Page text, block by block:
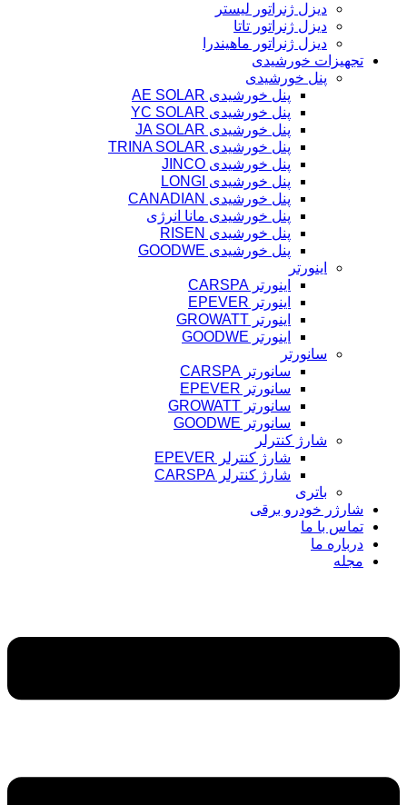
دیزل ژنراتور لیستر
دیزل ژنراتور تاتا
دیزل ژنراتور ماهیندرا
تجهیزات خورشیدی
پنل خورشیدی
پنل خورشیدی AE SOLAR
پنل خورشیدی YC SOLAR
پنل خورشیدی JA SOLAR
پنل خورشیدی TRINA SOLAR
پنل خورشیدی JINCO
پنل خورشیدی LONGI
پنل خورشیدی CANADIAN
پنل خورشیدی مانا انرژی
پنل خورشیدی RISEN
پنل خورشیدی GOODWE
اینورتر
اینورتر CARSPA
اینورتر EPEVER
اینورتر GROWATT
اینورتر GOODWE
سانورتر
سانورتر CARSPA
سانورتر EPEVER
سانورتر GROWATT
سانورتر GOODWE
شارژ کنترلر
شارژ کنترلر EPEVER
شارژ کنترلر CARSPA
باتری
شارژر خودرو برقی
تماس با ما
درباره ما
مجله